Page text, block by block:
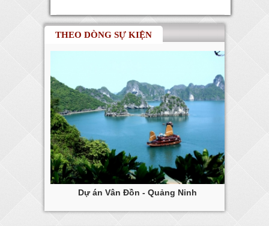
THEO DÒNG SỰ KIỆN
Dự án Vân Đồn - Quảng Ninh